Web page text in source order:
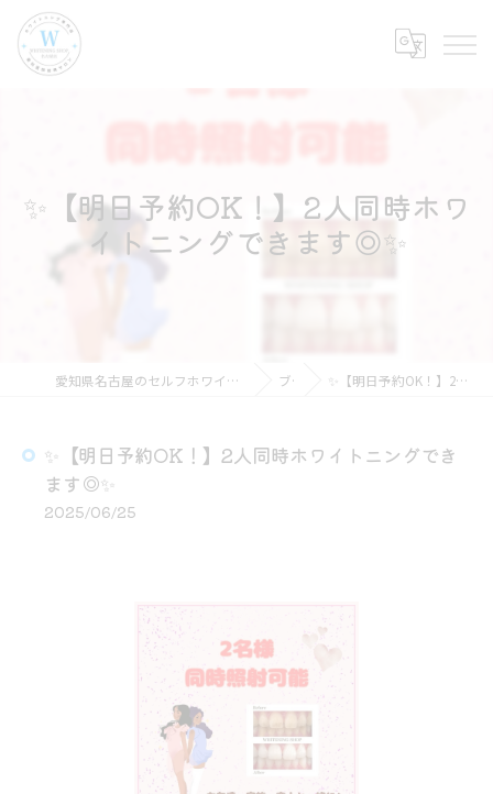
✨【明日予約OK！】2人同時ホワ
イトニングできます◎✨
愛知県名古屋のセルフホワイトニングならホワイトニングショップ名古屋店 ブログ ✨【明日予約OK！】2人同時ホワイトニングできます◎✨
✨【明日予約OK！】2人同時ホワイトニングでき
ます◎✨
2025/06/25